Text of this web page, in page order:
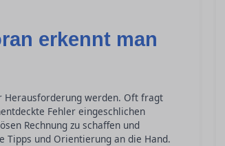
erkennt man
Herausforderung werden. Oft fragt
Fehler eingeschlichen
Rechnung zu schaffen und
und Orientierung an die Hand.